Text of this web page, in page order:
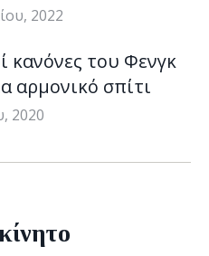
2022
κανόνες του Φενγκ
αρμονικό σπίτι
2020